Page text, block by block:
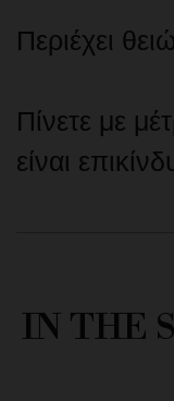
Περιέχει
Πίνετε με
είναι
IN THE